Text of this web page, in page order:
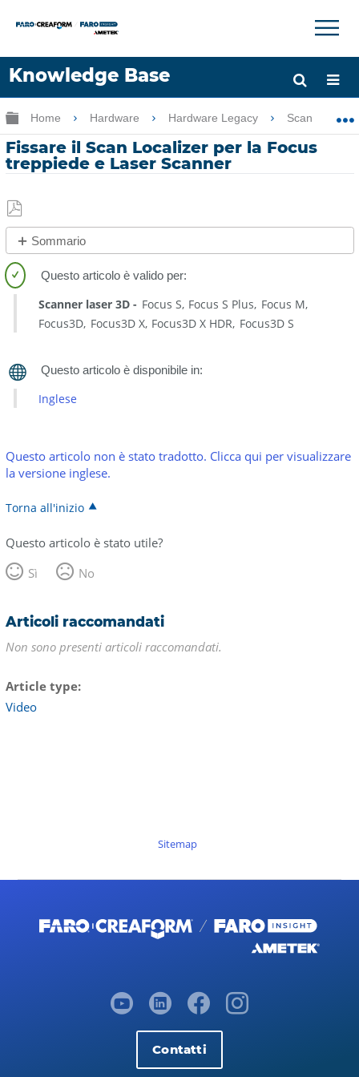
Knowledge Base
Lingua
Chiedere aiuto Accesso
×
Ingrandisci/riduci gerarchia globale
Home Hardware Hardware Legacy Scan
Fissare il Scan Localizer per la Focus
treppiede e Laser Scanner
Salva
come
PDF
Sommario
No
intestazioni
Scanner laser 3D Focus S Focus S Plus Focus M
Focus3D Focus3D X Focus3D X HDR Focus3D S
Inglese
Questo articolo non è stato tradotto. Clicca qui per visualizzare
la versione inglese.
Torna all'inizio
Questo articolo è stato utile?
Sì
No
Articoli raccomandati
Non sono presenti articoli raccomandati.
Article type
Video
Sitemap
Contatti